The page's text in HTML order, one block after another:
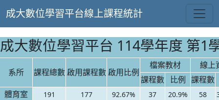
成大數位學習平台線上課程統計
成大數位學習平台 114學年度 第1
系所 課程總數 啟用課程數 啟用比例
檔案教材
線上
課程數
比例 課程數
體育室
191 177 92.67% 37 20.9% 58